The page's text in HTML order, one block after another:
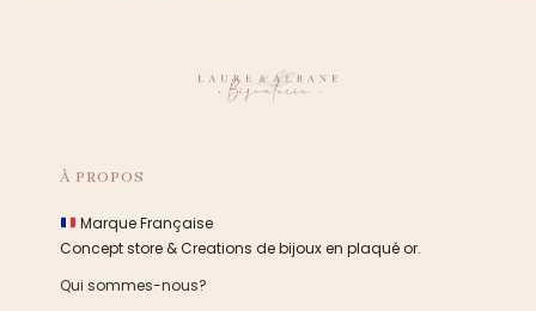
À PROPOS
Marque Française
Concept store & Creations de bijoux en plaqué or.
Qui sommes-nous?